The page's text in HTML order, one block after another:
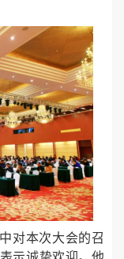
对本次大会的召